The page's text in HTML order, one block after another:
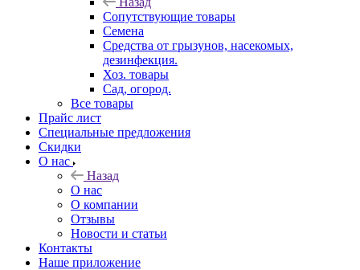
Сопутствующие товары
Семена
Средства от грызунов, насекомых,
дезинфекция.
Хоз. товары
Сад, огород.
Все товары
Прайс лист
Специальные предложения
Скидки
О нас
Назад
О нас
О компании
Отзывы
Новости и статьи
Контакты
Наше приложение